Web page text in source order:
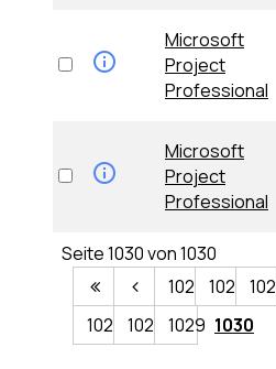
Microsoft
Project
Professional
Microsoft
Project
Professional
Seite 1030 von 1030
1021
1022 1023
1027
1028 1029 1030